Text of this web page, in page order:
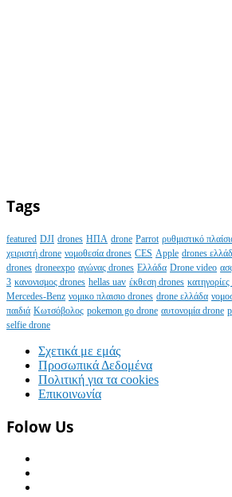
Tags
featured DJI drones ΗΠΑ drone Parrot ρυθμιστικό
χειριστή drone νομοθεσία drones CES Apple drones
drones droneexpo αγώνας drones Ελλάδα Drone video
3 κανονισμος drones hellas uav έκθεση drones
Mercedes-Benz νομικο πλαισιο drones drone ελλάδα
παιδιά Κωτσόβολος pokemon go drone αυτονομία drone
selfie drone
Σχετικά με εμάς
Προσωπικά Δεδομένα
Πολιτική για τα cookies
Επικοινωνία
Folow Us